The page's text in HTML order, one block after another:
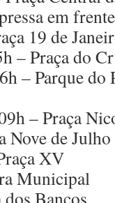
em
19 de
– Praça do
– Parque
– Praça
Nove de Julho
XV
Municipal
Bancos